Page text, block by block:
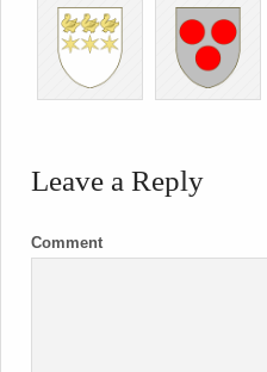
Leave a Reply
Comment